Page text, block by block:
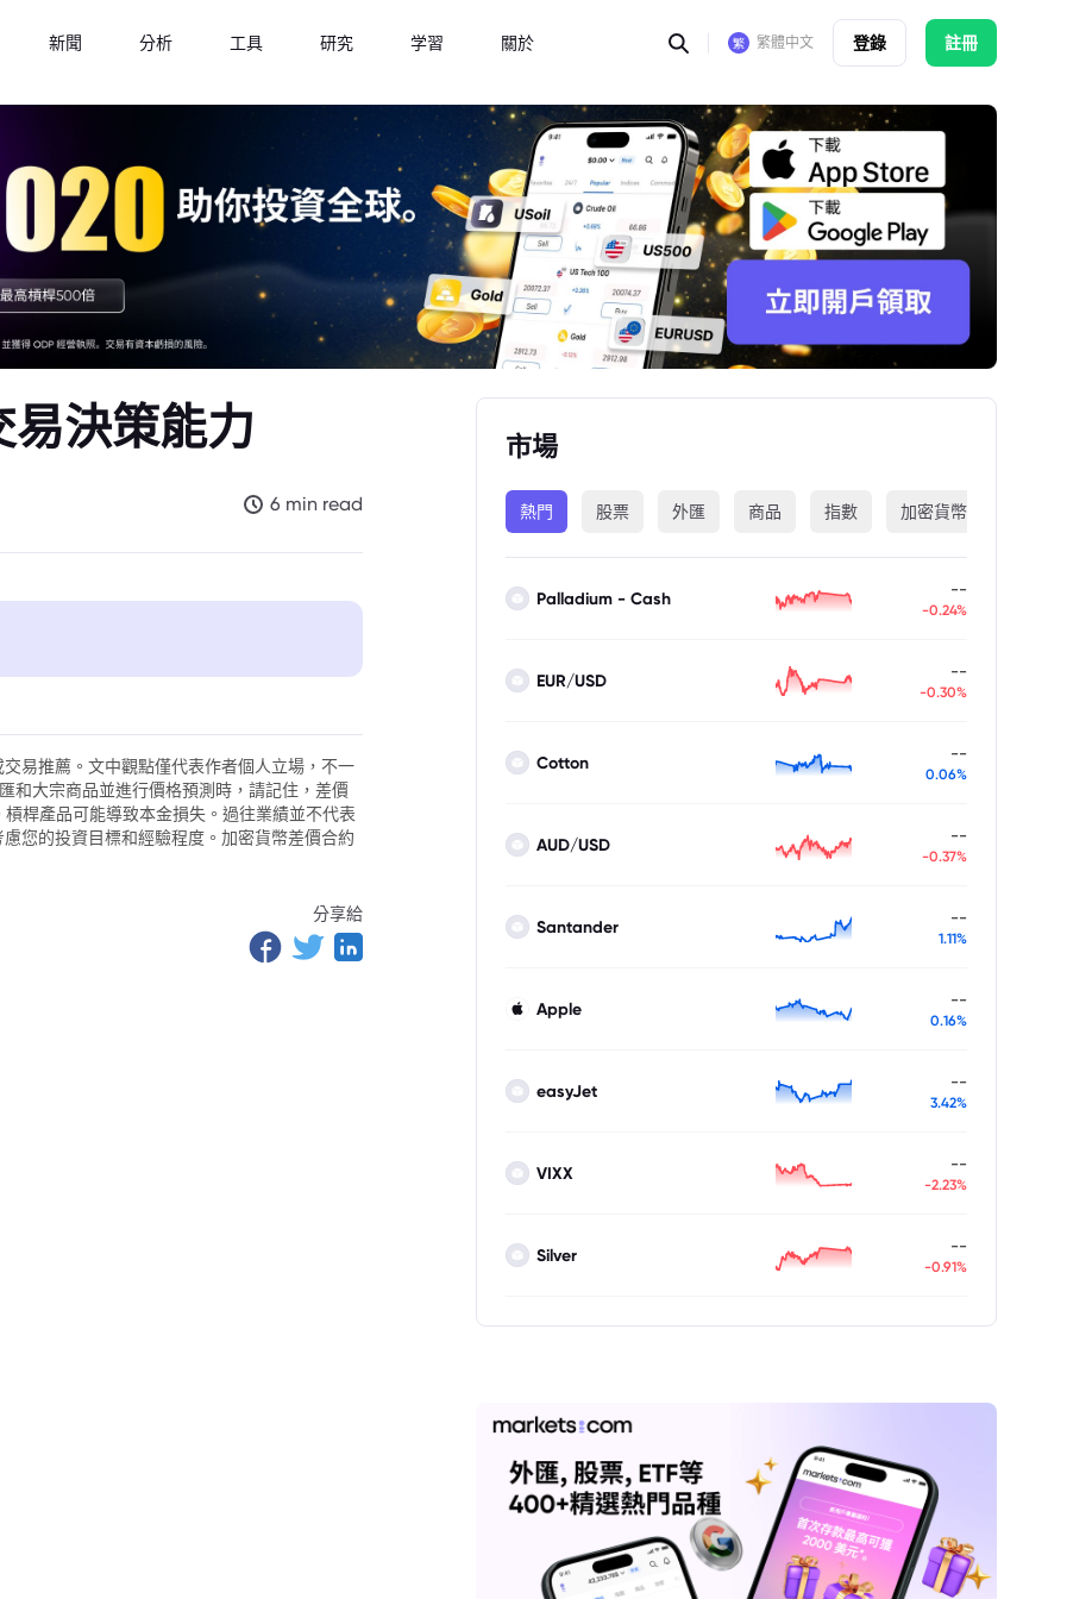
新聞 分析 工具 研究 学習 關於 繁體中文 登錄 註冊
決策能力
6 min read
易推薦。文中觀點僅代表作者個人立場，不一
和大宗商品並進行價格預測時，請記住，差價
桿產品可能導致本金損失。過往業績並不代表
您的投資目標和經驗程度。加密貨幣差價合約
分享給
市場
熱門 股票 外匯 商品 指數 加密貨幣
Palladium - Cash --
-0.24%
EUR/USD --
-0.30%
Cotton --
0.06%
AUD/USD --
-0.37%
Santander --
1.11%
Apple --
0.16%
easyJet --
3.42%
VIXX --
-2.23%
Silver --
-0.91%